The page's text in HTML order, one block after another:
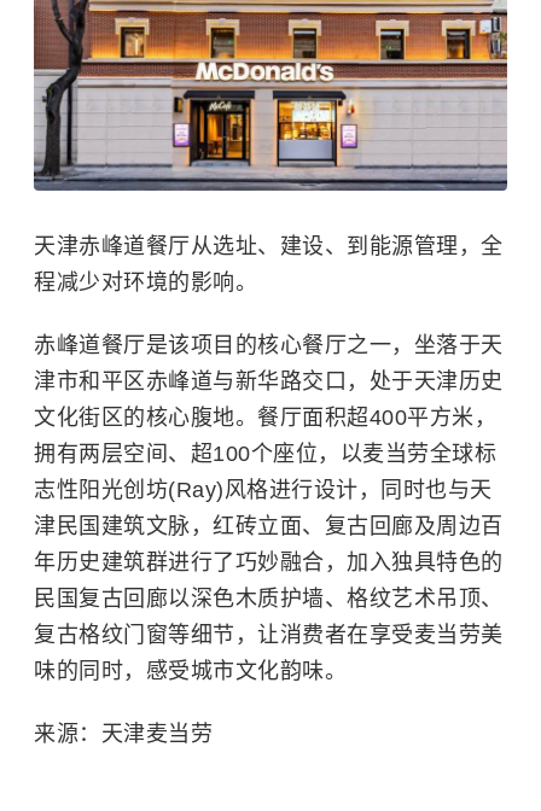
天津赤峰道餐厅从选址、建设、到能源管理，全
程减少对环境的影响。
赤峰道餐厅是该项目的核心餐厅之一，坐落于天
津市和平区赤峰道与新华路交口，处于天津历史
文化街区的核心腹地。餐厅面积超400平方米，
拥有两层空间、超100个座位，以麦当劳全球标
志性阳光创坊(Ray)风格进行设计，同时也与天
津民国建筑文脉，红砖立面、复古回廊及周边百
年历史建筑群进行了巧妙融合，加入独具特色的
民国复古回廊以深色木质护墙、格纹艺术吊顶、
复古格纹门窗等细节，让消费者在享受麦当劳美
味的同时，感受城市文化韵味。
来源：天津麦当劳